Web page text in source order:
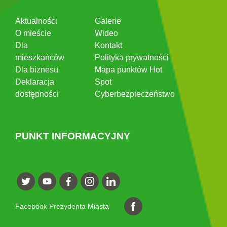
Aktualności
O mieście
Dla
mieszkańców
Dla biznesu
Deklaracja
dostępności
Galerie
Wideo
Kontakt
Polityka prywatności
Mapa punktów Hot
Spot
Cyberbezpieczeństwo
PUNKT INFORMACYJNY
Facebook Prezydenta Miasta